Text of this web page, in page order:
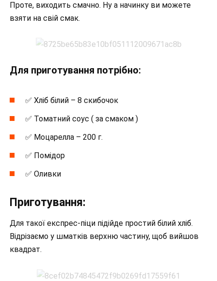
Проте, виходить смачно. Ну а начинку ви можете
взяти на свій смак.
Для приготування потрібно:
✅ Хліб білий – 8 скибочок
✅ Томатний соус ( за смаком )
✅ Моцарелла – 200 г.
✅ Помідор
✅ Оливки
Приготування:
Для такої експрес-піци підійде простий білий хліб.
Відрізаємо у шматків верхню частину, щоб вийшов
квадрат.